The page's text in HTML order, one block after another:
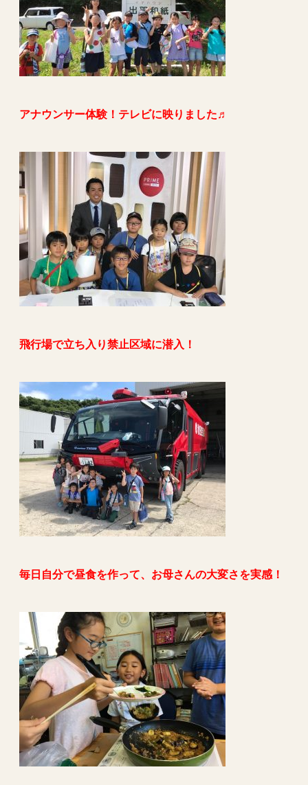
アナウンサー体験！テレビに映りました♬
飛行場で立ち入り禁止区域に潜入！
毎日自分で昼食を作って、お母さんの大変さを実感！